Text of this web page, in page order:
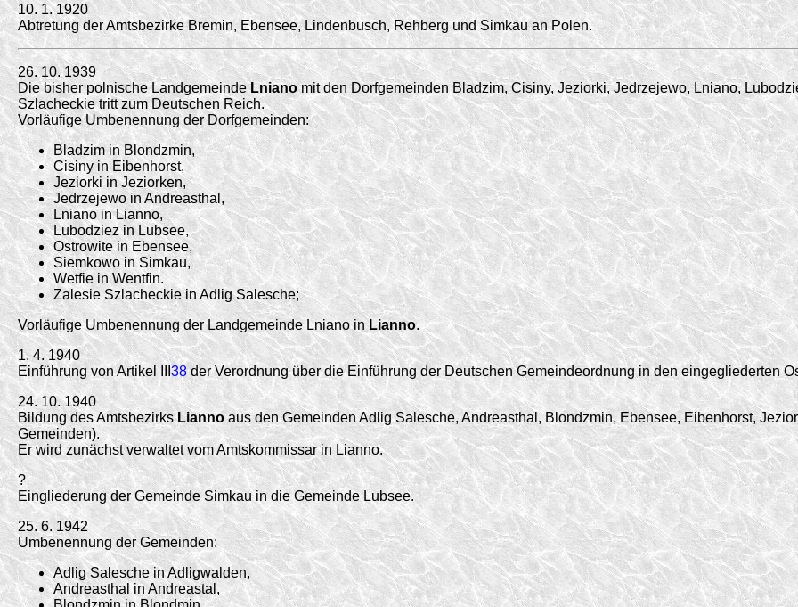
10. 1. 1920
Abtretung der Amtsbezirke Bremin, Ebensee, Lindenbusch, Rehberg und Simkau an Polen.
26. 10. 1939
Die bisher polnische LandgemeindeLnianomit den Dorfgemeinden Bladzim, Cisiny, Jeziorki, Jedrzejewo, Lniano,
Szlacheckie tritt zum Deutschen Reich.
Vorläufige Umbenennung der Dorfgemeinden:
Bladzim in Blondzmin,
Cisiny in Eibenhorst,
Jeziorki in Jeziorken,
Jedrzejewo in Andreasthal,
Lniano in Lianno,
Lubodziez in Lubsee,
Ostrowite in Ebensee,
Siemkowo in Simkau,
Wetfie in Wentfin.
Zalesie Szlacheckie in Adlig Salesche;
Vorläufige Umbenennung der Landgemeinde Lniano inLianno.
1. 4. 1940
Einführung von Artikel III38der Verordnung über die Einführung der Deutschen Gemeindeordnung in den eingegliederten
24. 10. 1940
Bildung des AmtsbezirksLianno aus den Gemeinden Adlig Salesche, Andreasthal, Blondzmin, Ebensee, Eibenhorst,
Gemeinden).
Er wird zunächst verwaltet vom Amtskommissar in Lianno.
?
Eingliederung der Gemeinde Simkau in die Gemeinde Lubsee.
25. 6. 1942
Umbenennung der Gemeinden:
Adlig Salesche in Adligwalden,
Andreasthal in Andreastal,